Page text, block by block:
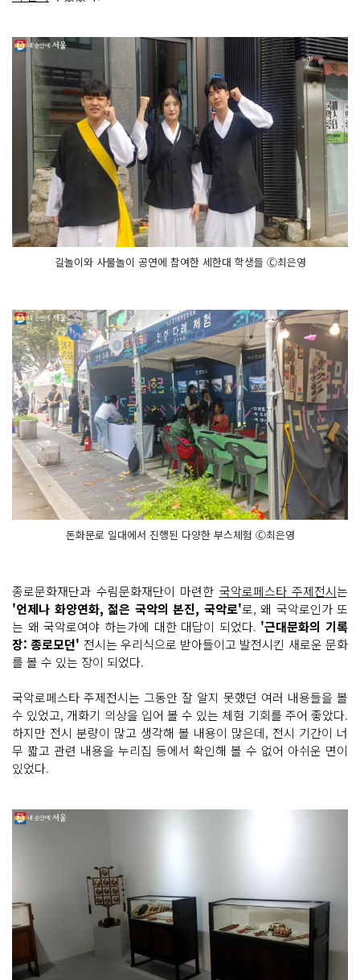
길놀이와 사물놀이 공연에 참여한 세한대 학생들 Ⓒ최은영
돈화문로 일대에서 진행된 다양한 부스체험 Ⓒ최은영
종로문화재단과 수림문화재단이 마련한 국악로페스타 주제전시는
'언제나 화양연화, 젊은 국악의 본진, 국악로'로, 왜 국악로인가 또
는 왜 국악로여야 하는가에 대한 대답이 되었다. '근대문화의 기록
장: 종로모던' 전시는 우리식으로 받아들이고 발전시킨 새로운 문화
를 볼 수 있는 장이 되었다.
국악로페스타 주제전시는 그동안 잘 알지 못했던 여러 내용들을 볼
수 있었고, 개화기 의상을 입어 볼 수 있는 체험 기회를 주어 좋았다.
하지만 전시 분량이 많고 생각해 볼 내용이 많은데, 전시 기간이 너
무 짧고 관련 내용을 누리집 등에서 확인해 볼 수 없어 아쉬운 면이
있었다.